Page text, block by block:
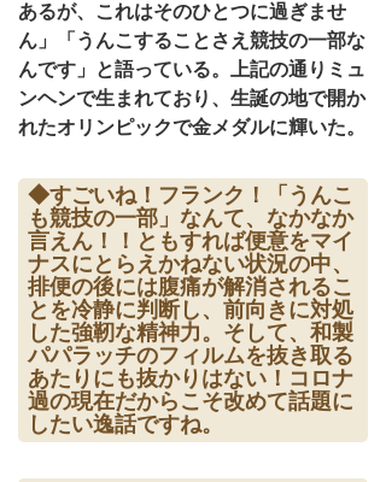
あるが、これはそのひとつに過ぎませ
ん」「うんこすることさえ競技の一部な
んです」と語っている。上記の通りミュ
ンヘンで生まれており、生誕の地で開か
れたオリンピックで金メダルに輝いた。
◆すごいね！フランク！「うんこ
も競技の一部」なんて、なかなか
言えん！！ともすれば便意をマイ
ナスにとらえかねない状況の中、
排便の後には腹痛が解消されるこ
とを冷静に判断し、前向きに対処
した強靭な精神力。そして、和製
パパラッチのフィルムを抜き取る
あたりにも抜かりはない！コロナ
過の現在だからこそ改めて話題に
したい逸話ですね。